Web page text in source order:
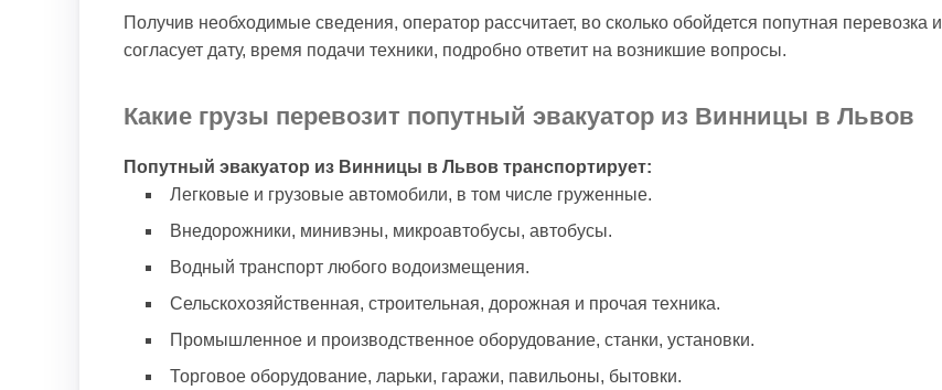
Получив необходимые сведения, оператор рассчитает, во сколько обойдется попутная перевозка и
согласует дату, время подачи техники, подробно ответит на возникшие вопросы.
Какие грузы перевозит попутный эвакуатор из Винницы в Львов
Попутный эвакуатор из Винницы в Львов транспортирует:
Легковые и грузовые автомобили, в том числе груженные.
Внедорожники, минивэны, микроавтобусы, автобусы.
Водный транспорт любого водоизмещения.
Сельскохозяйственная, строительная, дорожная и прочая техника.
Промышленное и производственное оборудование, станки, установки.
Торговое оборудование, ларьки, гаражи, павильоны, бытовки.